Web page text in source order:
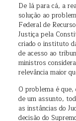
De lá para cá, a
solução ao
Federal de
Justiça pela
criado o instituto
de acesso ao
ministros
relevância maior
O problema é
de um assunto,
as instâncias do
decisão do